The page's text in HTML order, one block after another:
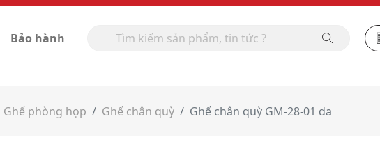
Bảo hành
Ghế phòng họp Ghế chân quỳ Ghế chân quỳ GM-28-01 da